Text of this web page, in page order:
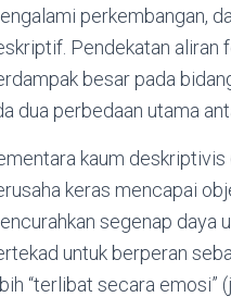
perkembangan,
Pendekatan aliran
besar pada
dua perbedaan utama
kaum
keras mencapai
segenap daya
untuk berperan
“terlibat secara emosi”